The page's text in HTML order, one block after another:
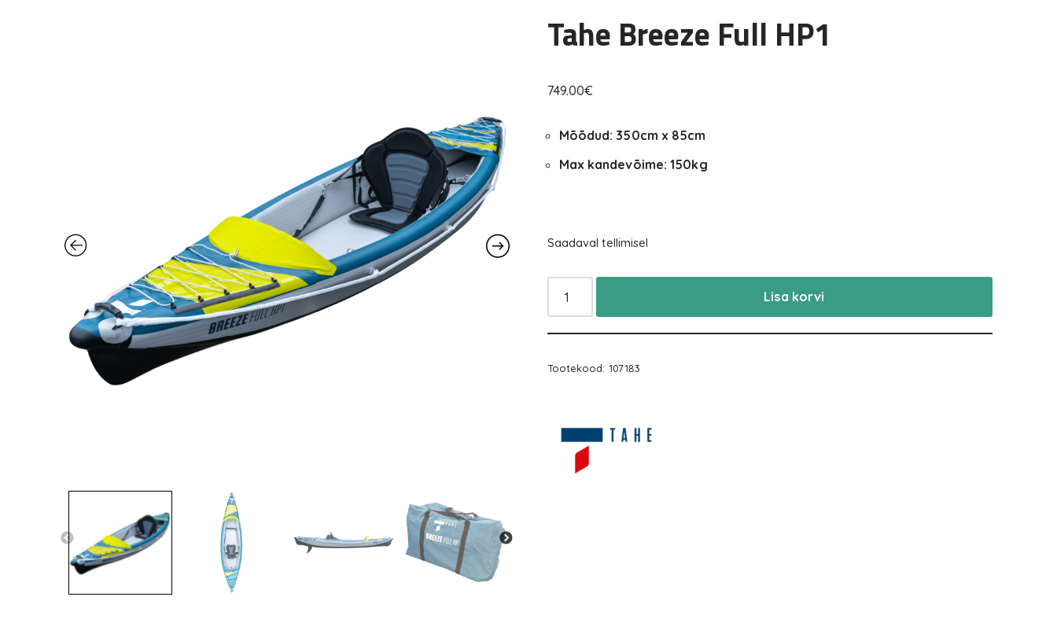
Tahe Breeze Full HP1
749.00€
Mõõdud: 350cm x 85cm
Max kandevõime: 150kg
Saadaval tellimisel
Lisa korvi
Tootekood: 107183